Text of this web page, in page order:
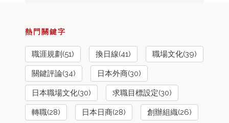
熱門關鍵字
職涯規劃(51) 換日線(41) 職場文化(39)
關鍵評論(34) 日本外商(30)
日本職場文化(30) 求職目標設定(30)
轉職(28) 日本日商(28) 創辦組織(26)